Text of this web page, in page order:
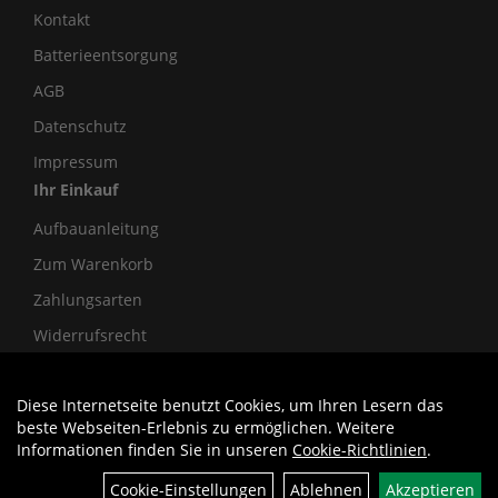
Kontakt
Batterieentsorgung
AGB
Datenschutz
Impressum
Ihr Einkauf
Aufbauanleitung
Zum Warenkorb
Zahlungsarten
Widerrufsrecht
Diese Internetseite benutzt Cookies, um Ihren Lesern das
beste Webseiten-Erlebnis zu ermöglichen. Weitere
Informationen finden Sie in unseren Cookie-Richtlinien.
Cookie-Einstellungen
Ablehnen Akzeptieren
Auftrag widerrufen